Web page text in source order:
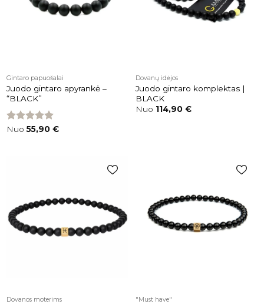
Gintaro papuošalai
Juodo gintaro apyrankė –
“BLACK”
Įvertinimas:
Nuo55,90 €
Dovanų idėjos
Juodo gintaro komplektas |
BLACK
Nuo 114,90 €
patikusios
prekės
Dovanos moterims
patikusios
prekės
"Must have"